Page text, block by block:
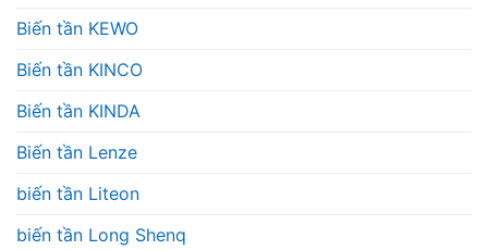
Biến tần KEWO
Biến tần KINCO
Biến tần KINDA
Biến tần Lenze
biến tần Liteon
biến tần Long Shenq